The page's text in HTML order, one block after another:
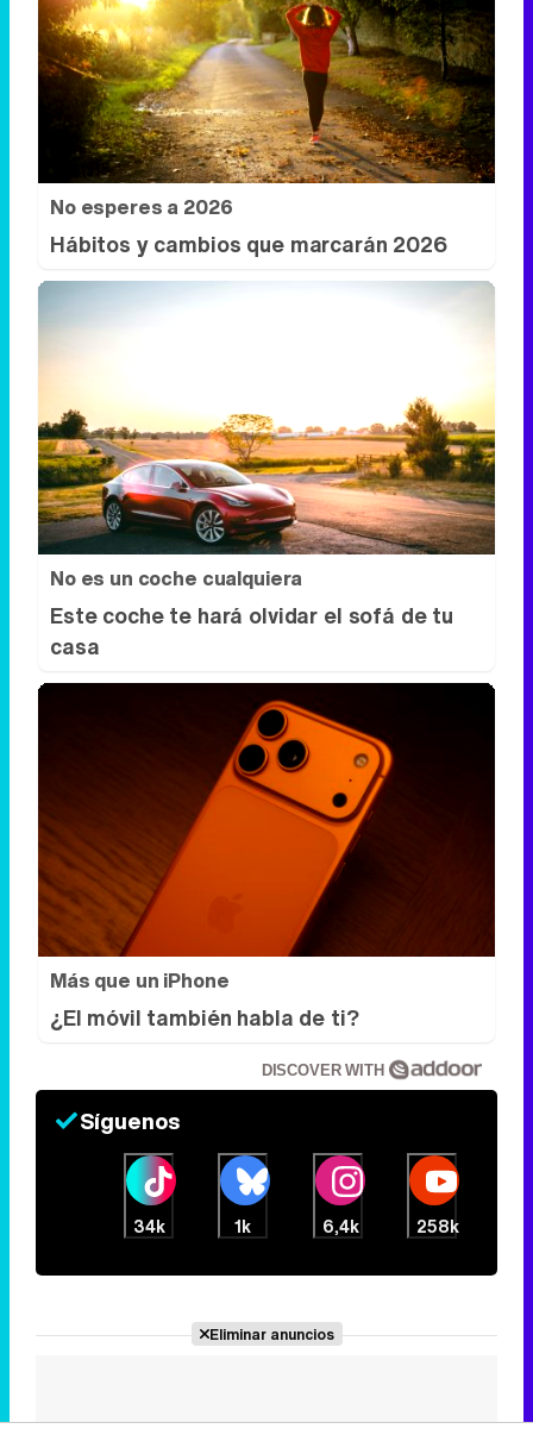
No esperes a 2026
Hábitos y cambios que marcarán 2026
No es un coche cualquiera
Este coche te hará olvidar el sofá de tu
casa
Más que un iPhone
¿El móvil también habla de ti?
DISCOVER WITH
Síguenos
34k 1k 6,4k 258k
Eliminar anuncios